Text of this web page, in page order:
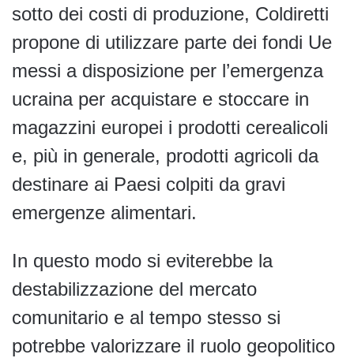
sotto dei costi di produzione, Coldiretti
propone di utilizzare parte dei fondi Ue
messi a disposizione per l’emergenza
ucraina per acquistare e stoccare in
magazzini europei i prodotti cerealicoli
e, più in generale, prodotti agricoli da
destinare ai Paesi colpiti da gravi
emergenze alimentari.
In questo modo si eviterebbe la
destabilizzazione del mercato
comunitario e al tempo stesso si
potrebbe valorizzare il ruolo geopolitico